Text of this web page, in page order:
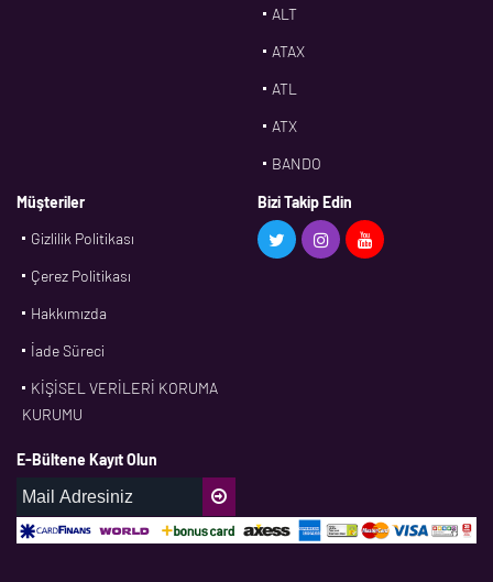
ALT
ATAX
ATL
ATX
BANDO
BMS
CDF
DPH
Müşteriler
Gizlilik Politikası
Çerez Politikası
Hakkımızda
İade Süreci
KİŞİSEL VERİLERİ KORUMA
KURUMU
Bizi Takip Edin
E-Bültene Kayıt Olun